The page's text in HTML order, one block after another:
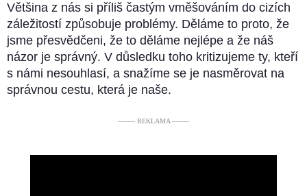
Většina z nás si příliš častým vměšováním do cizích
záležitostí způsobuje problémy. Děláme to proto, že
jsme přesvědčeni, že to děláme nejlépe a že náš
názor je správný. V důsledku toho kritizujeme ty, kteří
s námi nesouhlasí, a snažíme se je nasměrovat na
správnou cestu, která je naše.
––––– REKLAMA –––––